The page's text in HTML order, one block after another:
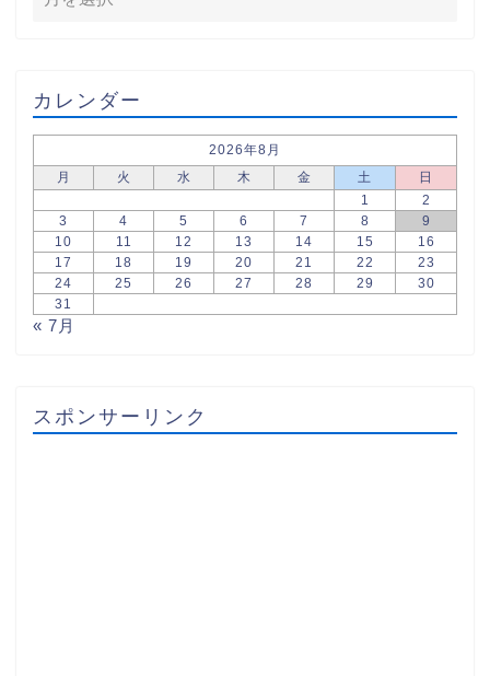
カレンダー
2026年8月
月
火 水 木 金 土
日
1
2
3
4 5 6 7 8
9
10
11 12 13 14 15
16
17
18 19 20 21 22
23
24
25 26 27 28 29
30
31
« 7月
スポンサーリンク